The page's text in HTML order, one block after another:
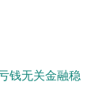
钱无关金融稳